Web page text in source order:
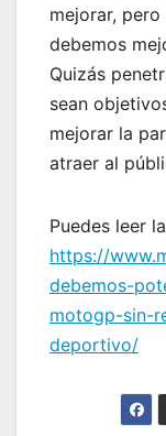
mejorar,
debemos
Quizás
sean
mejorar la
atraer al
Puedes leer
https://
debemos-
motogp-sin-
deportivo/